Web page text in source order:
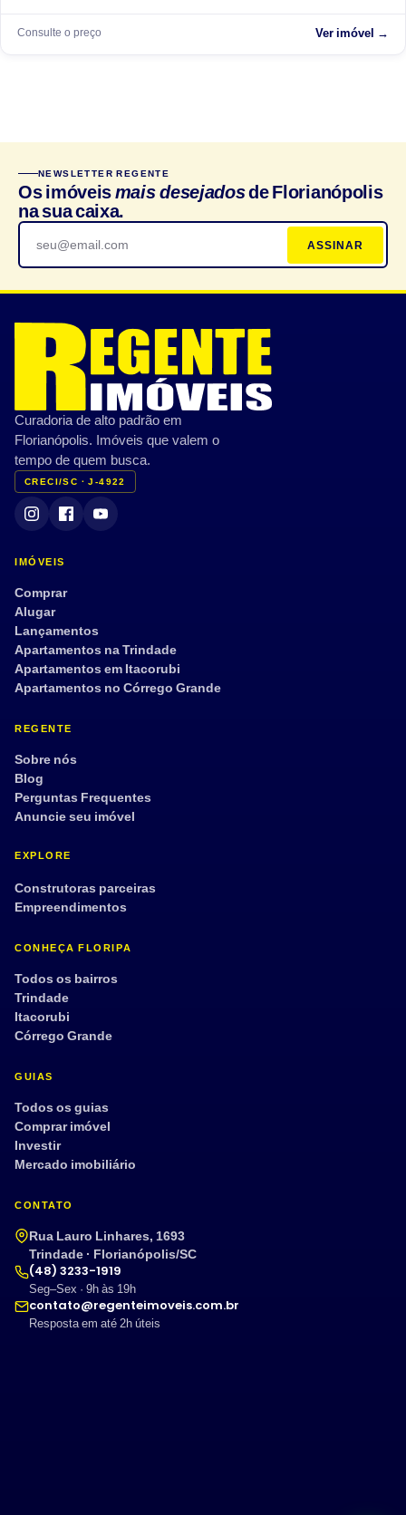
Consulte o preço Ver imóvel →
NEWSLETTER REGENTE
Os imóveismais desejadosde Florianópolis
na sua caixa.
ASSINAR
Curadoria de alto padrão em
Florianópolis. Imóveis que valem o
tempo de quem busca.
CRECI/SC · J-4922
IMÓVEIS
Comprar
Alugar
Lançamentos
Apartamentos na Trindade
Apartamentos em Itacorubi
Apartamentos no Córrego Grande
REGENTE
Sobre nós
Blog
Perguntas Frequentes
Anuncie seu imóvel
EXPLORE
Construtoras parceiras
Empreendimentos
CONHEÇA FLORIPA
Todos os bairros
Trindade
Itacorubi
Córrego Grande
GUIAS
Todos os guias
Comprar imóvel
Investir
Mercado imobiliário
CONTATO
Rua Lauro Linhares, 1693
Trindade · Florianópolis/SC
(48) 3233-1919
Seg–Sex · 9h às 19h
contato@regenteimoveis.com.br
Resposta em até 2h úteis